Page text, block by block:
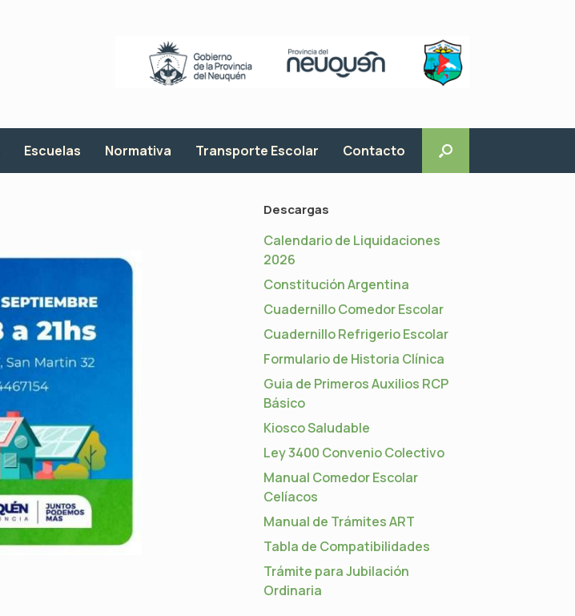
Escuelas Normativa Transporte Escolar Contacto
Descargas
Calendario de Liquidaciones
2026
Constitución Argentina
Cuadernillo Comedor Escolar
Cuadernillo Refrigerio Escolar
Formulario de Historia Clínica
Guia de Primeros Auxilios RCP
Básico
Kiosco Saludable
Ley 3400 Convenio Colectivo
Manual Comedor Escolar
Celíacos
Manual de Trámites ART
Tabla de Compatibilidades
Trámite para Jubilación
Ordinaria